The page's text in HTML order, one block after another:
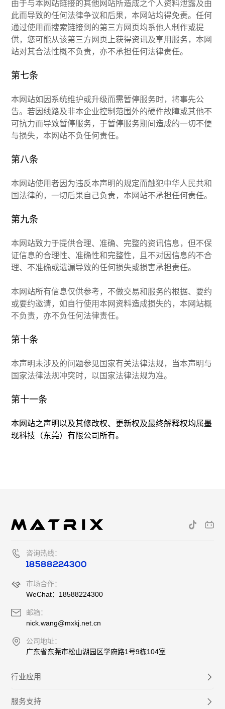
由于与本网站链接的其他网站所造成之个人资料泄露及由
此而导致的任何法律争议和后果，本网站均得免责。任何
通过使用而搜索链接到的第三方网页均系他人制作或提
供，您可能从该第三方网页上获得资讯及享用服务，本网
站对其合法性概不负责，亦不承担任何法律责任。
第七条
本网站如因系统维护或升级而需暂停服务时，将事先公
告。若因线路及非本企业控制范围外的硬件故障或其他不
可抗力而导致暂停服务，于暂停服务期间造成的一切不便
与损失，本网站不负任何责任。
第八条
本网站使用者因为违反本声明的规定而触犯中华人民共和
国法律的，一切后果自己负责，本网站不承担任何责任。
第九条
本网站致力于提供合理、准确、完整的资讯信息，但不保
证信息的合理性、准确性和完整性，且不对因信息的不合
理、不准确或遗漏导致的任何损失或损害承担责任。
本网站所有信息仅供参考，不做交易和服务的根据、要约
或要约邀请，如自行使用本网资料造成损失的，本网站概
不负责，亦不负任何法律责任。
第十条
本声明未涉及的问题参见国家有关法律法规，当本声明与
国家法律法规冲突时，以国家法律法规为准。
第十一条
本网站之声明以及其修改权、更新权及最终解释权均属墨
现科技（东莞）有限公司所有。
咨询热线：
18588224300
市场合作：
WeChat：18588224300
邮箱：
nick.wang@mxkj.net.cn
公司地址：
广东省东莞市松山湖园区学府路1号9栋104室
行业应用
服务支持